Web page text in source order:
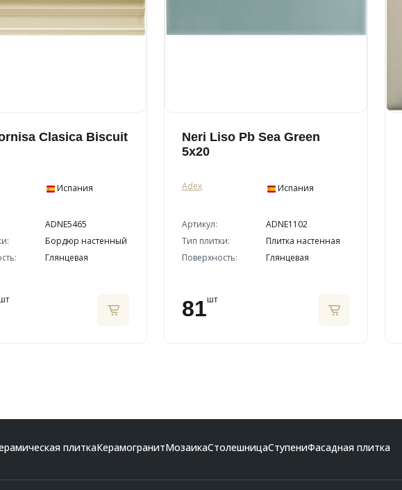
Clasica Biscuit
Испания
ADNE5465
Бордюр настенный
Глянцевая
Neri Liso Pb Sea Green
5x20
Adex Испания
Артикул:
ADNE1102
Тип плитки:
Плитка настенная
Поверхность:
Глянцевая
81шт
плиткаКерамогранитМозаикаСтолешницаСтупениФасадная плитка